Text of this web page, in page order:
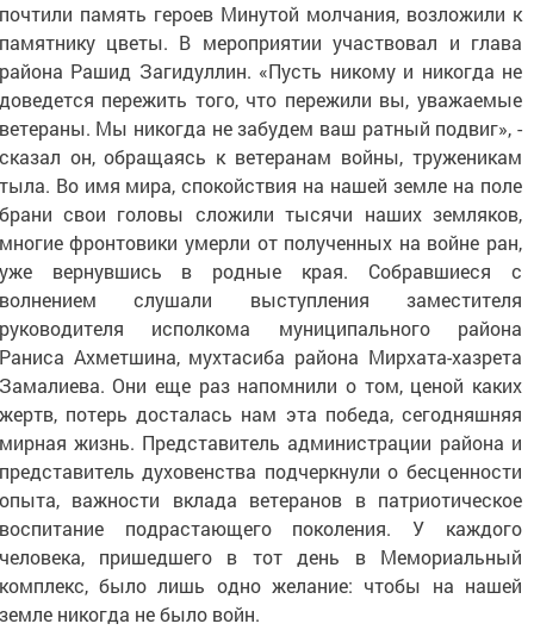
память героев Минутой молчания, возложили к
цветы. В мероприятии участвовал и глава
Рашид Загидуллин. «Пусть никому и никогда не
пережить того, что пережили вы, уважаемые
Мы никогда не забудем ваш ратный подвиг», -
он, обращаясь к ветеранам войны, труженикам
Во имя мира, спокойствия на нашей земле на поле
свои головы сложили тысячи наших земляков,
фронтовики умерли от полученных на войне ран,
вернувшись в родные края. Собравшиеся с
слушали выступления заместителя
исполкома муниципального района
Ахметшина, мухтасиба района Мирхата-хазрета
Они еще раз напомнили о том, ценой каких
потерь досталась нам эта победа, сегодняшняя
жизнь. Представитель администрации района и
духовенства подчеркнули о бесценности
важности вклада ветеранов в патриотическое
подрастающего поколения. У каждого
пришедшего в тот день в Мемориальный
было лишь одно желание: чтобы на нашей
никогда не было войн.